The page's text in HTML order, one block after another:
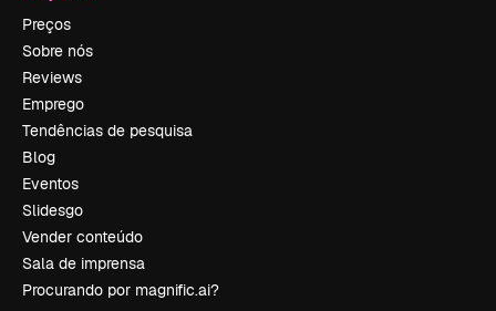
Preços
Sobre nós
Reviews
Emprego
Tendências de pesquisa
Blog
Eventos
Slidesgo
Vender conteúdo
Sala de imprensa
Procurando por magnific.ai?